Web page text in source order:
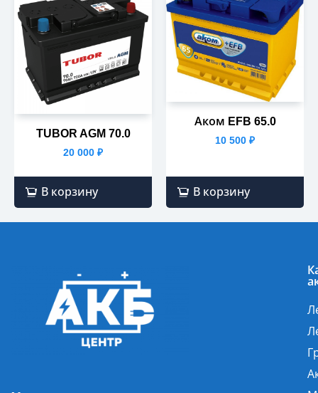
TUBOR AGM 70.0
20 000 ₽
В корзину
Аком EFB 65.0
10 500 ₽
В корзину